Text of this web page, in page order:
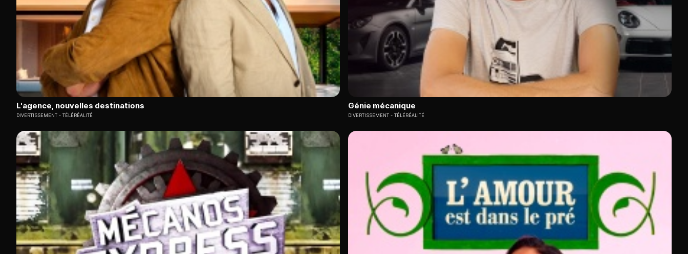
L'agence, nouvelles destinations
DIVERTISSEMENT TÉLÉRÉALITÉ
Génie mécanique
DIVERTISSEMENT TÉLÉRÉALITÉ